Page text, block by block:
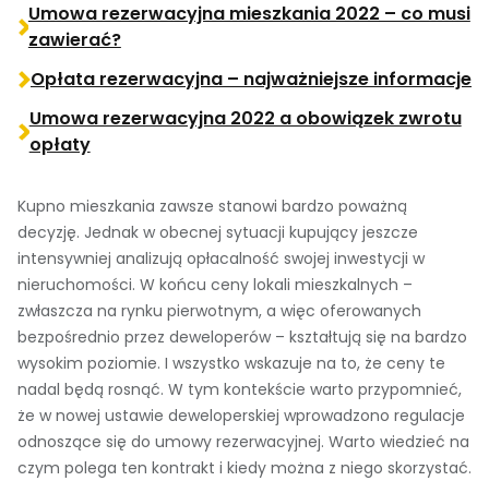
Umowa rezerwacyjna mieszkania 2022 – co musi
zawierać?
Opłata rezerwacyjna – najważniejsze informacje
Umowa rezerwacyjna 2022 a obowiązek zwrotu
opłaty
Kupno mieszkania zawsze stanowi bardzo poważną
decyzję. Jednak w obecnej sytuacji kupujący jeszcze
intensywniej analizują opłacalność swojej inwestycji w
nieruchomości. W końcu ceny lokali mieszkalnych –
zwłaszcza na rynku pierwotnym, a więc oferowanych
bezpośrednio przez deweloperów – kształtują się na bardzo
wysokim poziomie. I wszystko wskazuje na to, że ceny te
nadal będą rosnąć. W tym kontekście warto przypomnieć,
że w nowej ustawie deweloperskiej wprowadzono regulacje
odnoszące się do umowy rezerwacyjnej. Warto wiedzieć na
czym polega ten kontrakt i kiedy można z niego skorzystać.